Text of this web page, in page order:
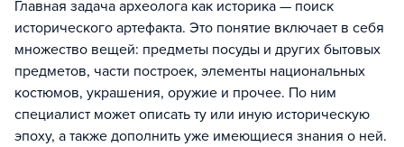
Главная задача археолога как историка — поиск
исторического артефакта. Это понятие включает в себя
множество вещей: предметы посуды и других бытовых
предметов, части построек, элементы национальных
костюмов, украшения, оружие и прочее. По ним
специалист может описать ту или иную историческую
эпоху, а также дополнить уже имеющиеся знания о ней.